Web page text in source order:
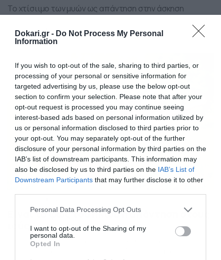
Dokari.gr - Do Not Process My Personal
Information
If you wish to opt-out of the sale, sharing to third parties, or
processing of your personal or sensitive information for
targeted advertising by us, please use the below opt-out
section to confirm your selection. Please note that after your
opt-out request is processed you may continue seeing
interest-based ads based on personal information utilized by
us or personal information disclosed to third parties prior to
your opt-out. You may separately opt-out of the further
disclosure of your personal information by third parties on the
IAB’s list of downstream participants. This information may
also be disclosed by us to third parties on the IAB’s List of
Downstream Participants that may further disclose it to other
Please note that this website/app uses one or more Google
not limited to your visit or usage behaviour. You may click to
grant or deny consent to Google and its third-party tags to
use your data for below specified purposes in below Google
Personal Data Processing Opt Outs
I want to opt-out of the Sharing of my
personal data.
Opted In
Το χτίσιιμο των μυών ως απάντηση στην άσκηση
αντίστασης επηρεάζονται από το φορτίο προπόνησης,
συν την ποσότητα, τον τύπο και το χρονοδιάγραμμα της
πρόσληψης πρωτεΐνης κατά τις επόμενες 24 έως 48
οικοδόμηση) κορυφώνεται μετά την κατανάλωση 20-
25g πρωτεΐνης. Κοινώς, περισσότερο από […]
Είναι το φως του ήλιου η απάντηση στους
ιούς;
Είναι η βιταμίνη D μέσα από την έκθεσή μας στον ήλιο, η
απάντηση σε μια σειρά ιώσεων; Από τότε που ένας